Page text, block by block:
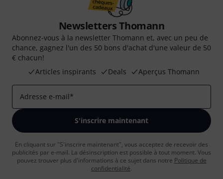
Newsletters Thomann
Abonnez-vous à la newsletter Thomann et, avec un peu de
chance, gagnez l'un des 50 bons d'achat d'une valeur de 50
€ chacun!
Articles inspirants
Deals Aperçus Thomann
Adresse e-mail*
S'inscrire maintenant
En cliquant sur "S'inscrire maintenant", vous acceptez de recevoir des
publicités par e-mail. La désinscription est possible à tout moment. Vous
pouvez trouver plus d'informations à ce sujet dans notre Politique de
confidentialité.